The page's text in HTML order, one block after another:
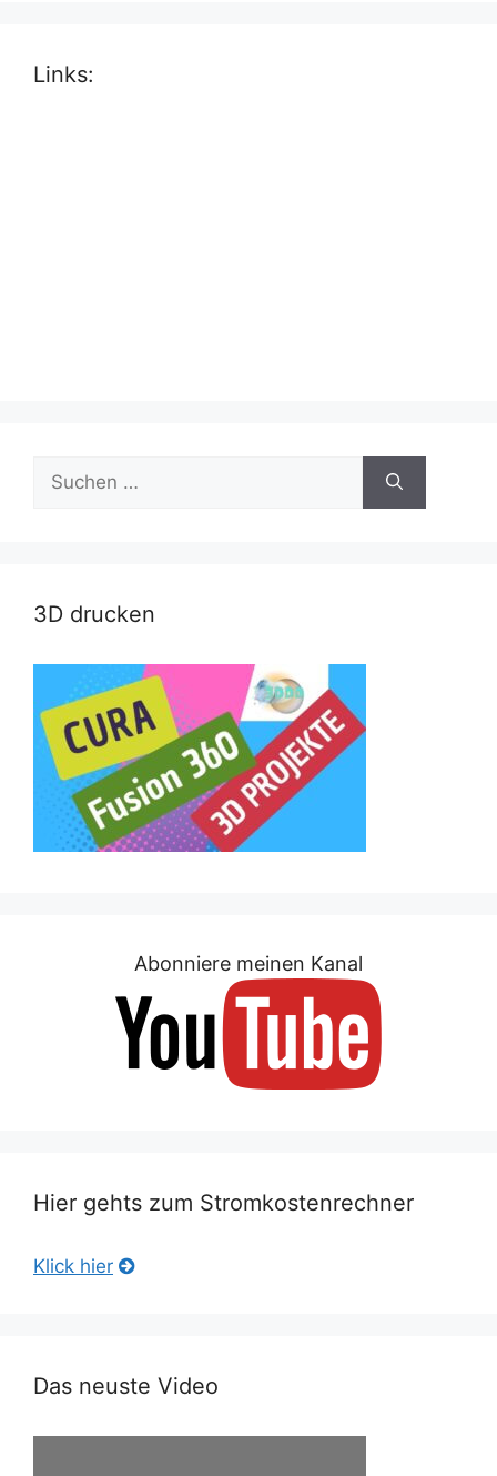
Links:
nach:
3D drucken
Abonniere meinen Kanal
Hier gehts zum Stromkostenrechner
Klick hier
Das neuste Video